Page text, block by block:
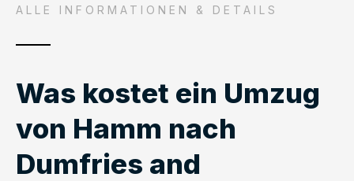
ALLE INFORMATIONEN & DETAILS
Was kostet ein Umzug
von Hamm nach
Dumfries and